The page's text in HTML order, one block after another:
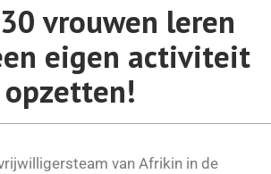
vrouwen leren
eigen activiteit
opzetten!
van Afrikin in de